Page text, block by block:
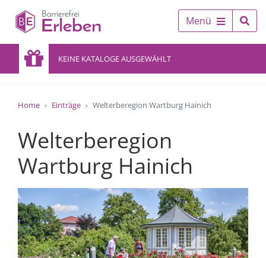
Menü
KEINE KATALOGE AUSGEWÄHLT
Home Einträge Welterberegion Wartburg Hainich
Welterberegion
Wartburg Hainich